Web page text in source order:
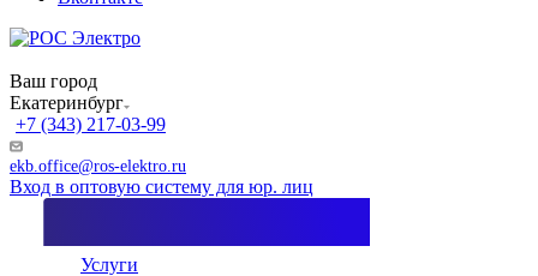
Ваш город
Екатеринбург
+7 (343) 217-03-99
ekb.office@ros-elektro.ru
Вход в оптовую систему для юр. лиц
Услуги